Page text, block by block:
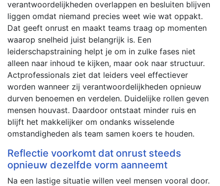
verantwoordelijkheden overlappen en besluiten blijven
liggen omdat niemand precies weet wie wat oppakt.
Dat geeft onrust en maakt teams traag op momenten
waarop snelheid juist belangrijk is. Een
leiderschapstraining helpt je om in zulke fases niet
alleen naar inhoud te kijken, maar ook naar structuur.
Actprofessionals ziet dat leiders veel effectiever
worden wanneer zij verantwoordelijkheden opnieuw
durven benoemen en verdelen. Duidelijke rollen geven
mensen houvast. Daardoor ontstaat minder ruis en
blijft het makkelijker om ondanks wisselende
omstandigheden als team samen koers te houden.
Reflectie voorkomt dat onrust steeds
opnieuw dezelfde vorm aanneemt
Na een lastige situatie willen veel mensen vooral door.